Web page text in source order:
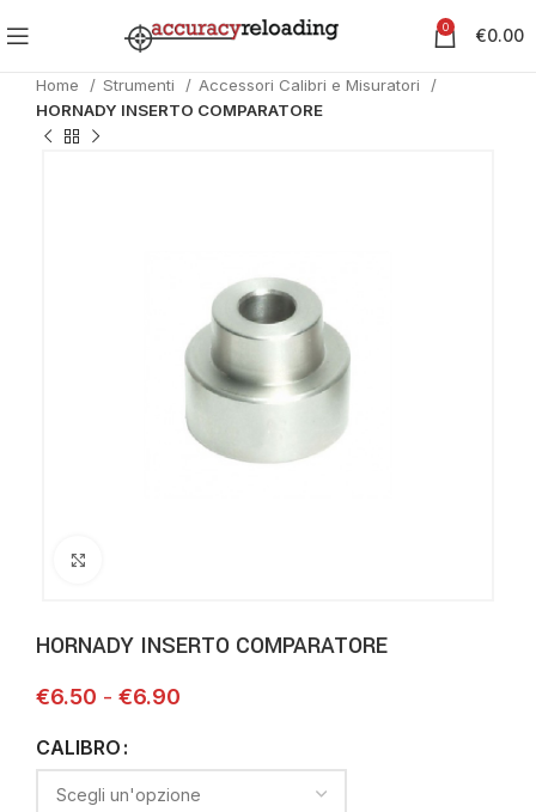
0 €0.00
Home Strumenti
Accessori Calibri e Misuratori
HORNADY INSERTO COMPARATORE
HORNADY INSERTO COMPARATORE
€6.50 €6.90
CALIBRO